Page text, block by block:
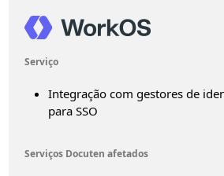
Serviço
Integração com gestores de
para SSO
Serviços Docuten afetados